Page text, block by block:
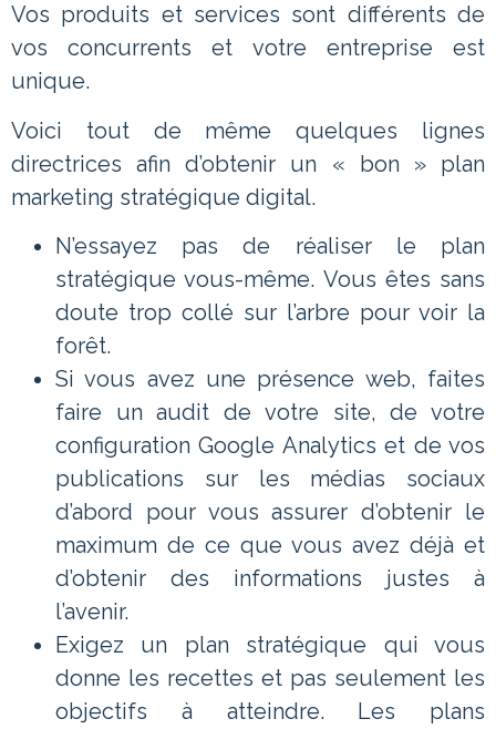
Vos produits et services sont différents de
vos concurrents et votre entreprise est
unique.
Voici tout de même quelques lignes
directrices afin d’obtenir un « bon » plan
marketing stratégique digital.
N’essayez pas de réaliser le plan
stratégique vous-même. Vous êtes sans
doute trop collé sur l’arbre pour voir la
forêt.
Si vous avez une présence web, faites
faire un audit de votre site, de votre
configuration Google Analytics et de vos
publications sur les médias sociaux
d’abord pour vous assurer d’obtenir le
maximum de ce que vous avez déjà et
d’obtenir des informations justes à
l’avenir.
Exigez un plan stratégique qui vous
donne les recettes et pas seulement les
objectifs à atteindre. Les plans